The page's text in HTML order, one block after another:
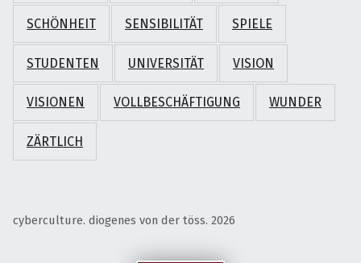
SCHÖNHEIT SENSIBILITÄT SPIELE
STUDENTEN UNIVERSITÄT VISION
VISIONEN VOLLBESCHÄFTIGUNG WUNDER
ZÄRTLICH
cyberculture. diogenes von der töss. 2026